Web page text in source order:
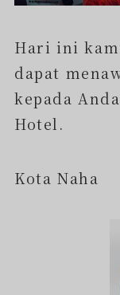
Hari ini
dapat
kepada
Hotel.
Kota Naha